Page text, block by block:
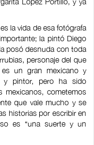
la vida de esa fotógrafa
la pintó Diego
posó desnuda con toda
personaje del que
un gran mexicano y
y pintor, pero ha sido
mexicanos, cometemos
que vale mucho y se
historias por escribir en
es “una suerte y un